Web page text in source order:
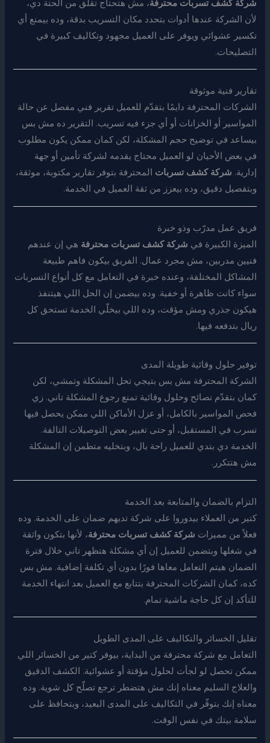
شركة كشف تسربات محترفة، مش هتحتاج تقلق من الحتة دي،
لأن الشركة عندها أدوات بتحدد مكان التسريب بدقة، وده بيمنع أي
تكسير عشوائي ويوفر على العميل مجهود وتكاليف كبيرة في
التصليحات.
تقارير فنية موثوقة
الشركات المحترفة دايمًا بتقدّم للعميل تقرير فني مفصل عن حالة
المواسير أو الخزانات أو أي جزء فيه تسريب. التقرير ده مش بس
بيساعد في توضيح حجم المشكلة، لكن كمان ممكن يكون مطلوب
في بعض الأحيان لو العميل محتاج يقدمه لشركة تأمين أو جهة
إدارية. شركة كشف تسربات المحترفة بتوفر تقارير مكتوبة، موثقة،
وبتفصيل دقيق، وده بيعزز من ثقة العميل في الخدمة.
فريق عمل مدرّب وذو خبرة
الميزة الكبيرة في شركة كشف تسربات محترفة هي إن عندهم
فنيين مدربين، مش مجرد عمال. الفريق بيكون فاهم طبيعة
المشاكل المختلفة، وعنده خبرة في التعامل مع كل أنواع التسربات
سواء كانت ظاهرة أو خفية. وده بيضمن إن الحل اللي هيتنفذ
هيكون جذري ومش مؤقت، وده اللي بيخلّي الخدمة تستحق كل
ريال بتدفعه فيها.
توفير حلول وقائية طويلة المدى
الشركة المحترفة مش بس بتيجي تحل المشكلة وتمشي، لكن
كمان بتقدّم نصائح وحلول وقائية تمنع رجوع المشكلة تاني. زي
فحص المواسير بالكامل، أو عزل الأماكن اللي ممكن يحصل فيها
تسرب في المستقبل، أو حتى تغيير بعض التوصيلات التالفة.
الخدمة دي بتدي للعميل راحة بال، وبتخليه متطمن إن المشكلة
مش هتتكرر.
التزام بالضمان والمتابعة بعد الخدمة
كتير من العملاء بيدوروا على شركة تديهم ضمان على الخدمة. وده
فعلاً من مميزات شركة كشف تسربات محترفة، لأنها بتكون واثقة
في شغلها وبتضمن للعميل إن أي مشكلة هتظهر تاني خلال فترة
الضمان هيتم التعامل معاها فورًا بدون أي تكلفة إضافية. مش بس
كده، كمان الشركات المحترفة بتتابع مع العميل بعد انتهاء الخدمة
للتأكد إن كل حاجة ماشية تمام.
تقليل الخسائر والتكاليف على المدى الطويل
التعامل مع شركة محترفة من البداية، بيوفر كتير من الخسائر اللي
ممكن تحصل لو لجأت لحلول مؤقتة أو عشوائية. الكشف الدقيق
والعلاج السليم معناه إنك مش هتضطر ترجع تصلّح كل شوية. وده
معناه إنك بتوفّر في التكاليف على المدى البعيد، وبتحافظ على
سلامة بيتك في نفس الوقت.